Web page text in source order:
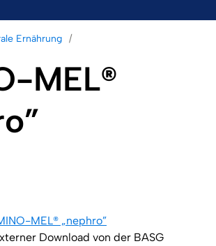
Ernährung
MEL®
MEL® „nephro”
Download von der BASG